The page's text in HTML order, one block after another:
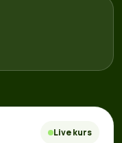
Live kurs